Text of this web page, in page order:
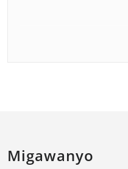
Migawanyo